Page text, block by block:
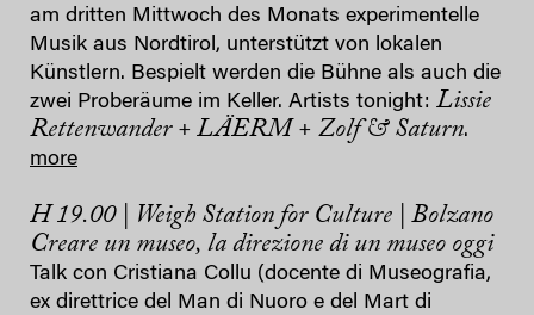
am dritten Mittwoch des Monats experimentelle
Musik aus Nordtirol, unterstützt von lokalen
Künstlern. Bespielt werden die Bühne als auch die
zwei Proberäume im Keller. Artists tonight: Lissie
Rettenwander + LÄERM + Zolf & Saturn.
more
H 19.00 | Weigh Station for Culture | Bolzano
Creare un museo, la direzione di un museo oggi
Talk con Cristiana Collu (docente di Museografia,
ex direttrice del Man di Nuoro e del Mart di